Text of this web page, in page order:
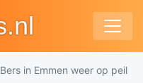
in Emmen weer op peil